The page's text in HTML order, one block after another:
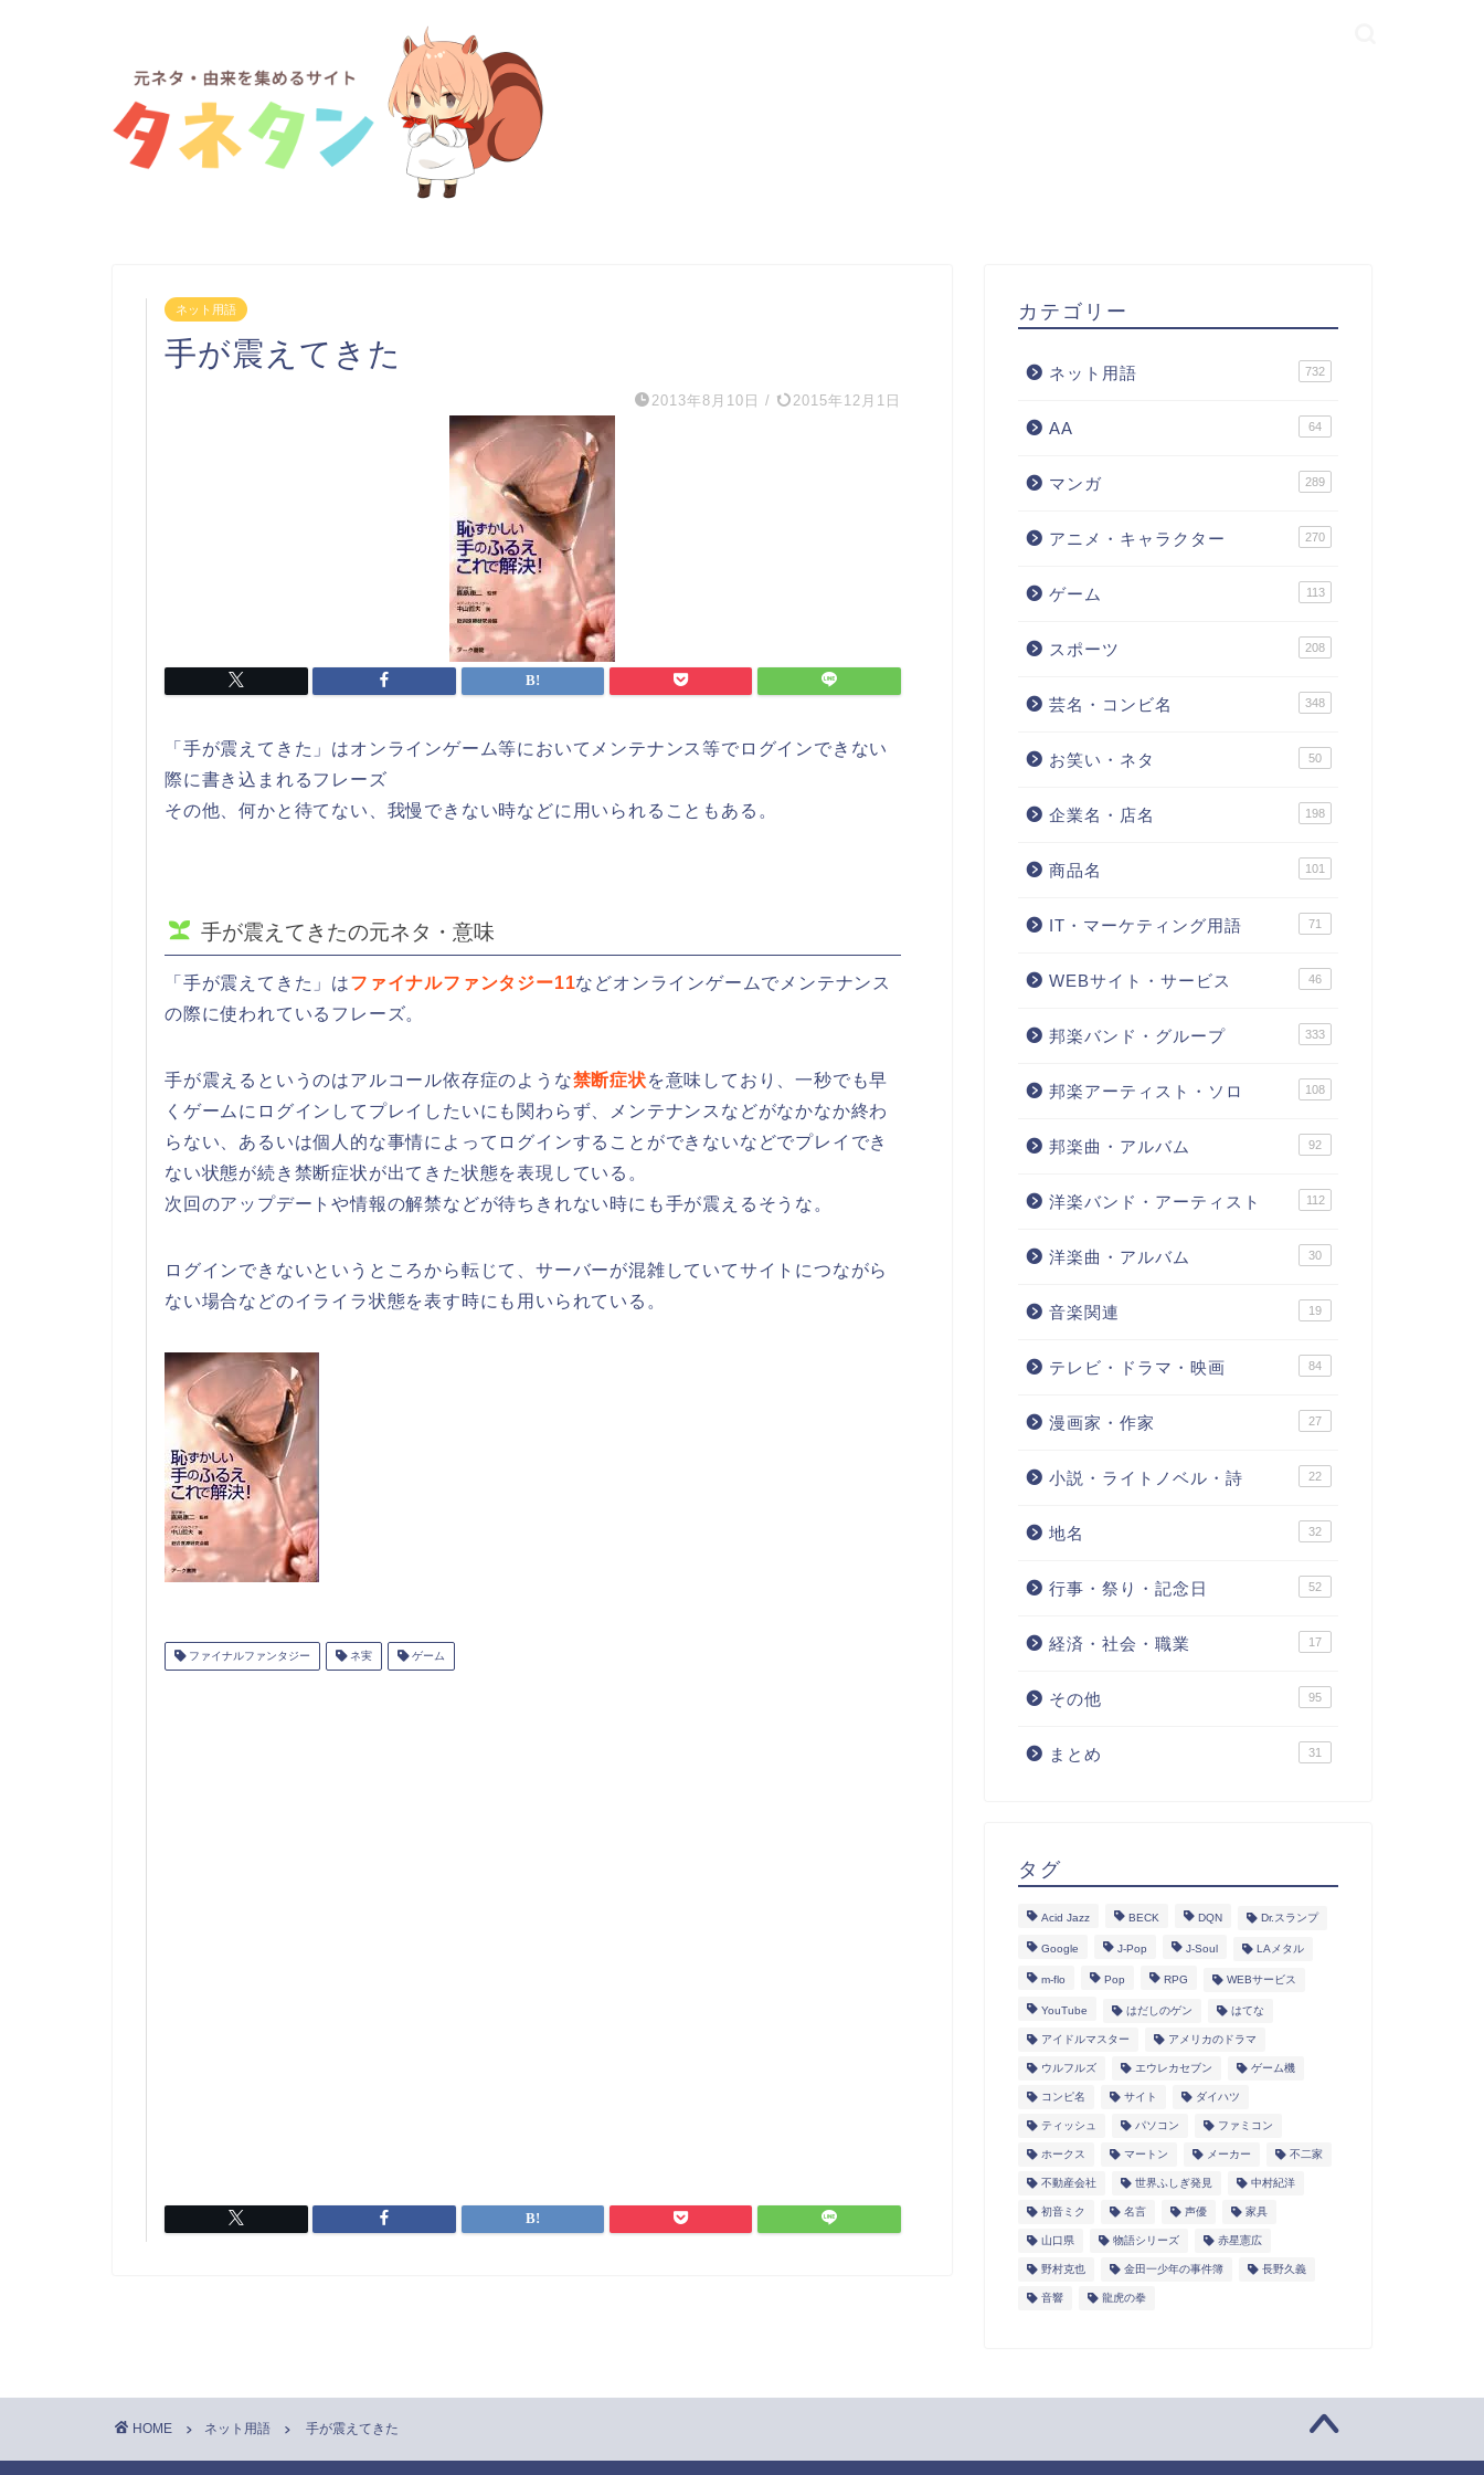
ネット用語
手が震えてきた
2013年8月10日 / 2015年12月1日
「手が震えてきた」はオンラインゲーム等においてメンテナンス等でログインできない
際に書き込まれるフレーズ
その他、何かと待てない、我慢できない時などに用いられることもある。
手が震えてきたの元ネタ・意味
「手が震えてきた」はファイナルファンタジー11などオンラインゲームでメンテナンス
の際に使われているフレーズ。
手が震えるというのはアルコール依存症のような禁断症状を意味しており、一秒でも早
くゲームにログインしてプレイしたいにも関わらず、メンテナンスなどがなかなか終わ
らない、あるいは個人的な事情によってログインすることができないなどでプレイでき
ない状態が続き禁断症状が出てきた状態を表現している。
次回のアップデートや情報の解禁などが待ちきれない時にも手が震えるそうな。
ログインできないというところから転じて、サーバーが混雑していてサイトにつながら
ない場合などのイライラ状態を表す時にも用いられている。
ファイナルファンタジー ネ実 ゲーム
カテゴリー
ネット用語 732
AA 64
マンガ 289
アニメ・キャラクター 270
ゲーム 113
スポーツ 208
芸名・コンビ名 348
お笑い・ネタ 50
企業名・店名 198
商品名 101
IT・マーケティング用語 71
WEBサイト・サービス 46
邦楽バンド・グループ 333
邦楽アーティスト・ソロ 108
邦楽曲・アルバム 92
洋楽バンド・アーティスト 112
洋楽曲・アルバム 30
音楽関連 19
テレビ・ドラマ・映画 84
漫画家・作家 27
小説・ライトノベル・詩 22
地名 32
行事・祭り・記念日 52
経済・社会・職業 17
その他 95
まとめ 31
タグ
Acid Jazz BECK DQN Dr.スランプ
Google J-Pop J-Soul LAメタル
m-flo Pop RPG WEBサービス
YouTube はだしのゲン はてな
アイドルマスター アメリカのドラマ
ウルフルズ エウレカセブン ゲーム機
コンピ名 サイト ダイハツ
ティッシュ パソコン ファミコン
ホークス マートン メーカー 不二家
不動産会社 世界ふしぎ発見 中村紀洋
初音ミク 名言 声優 家具
山口県 物語シリーズ 赤星憲広
野村克也 金田一少年の事件簿 長野久義
音響 龍虎の拳
HOME ネット用語 手が震えてきた